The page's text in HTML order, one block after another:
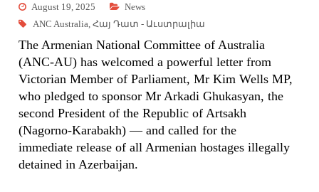
August 19, 2025
News
ANC Australia ,Հայ Դատ - Աւստրալիա
The Armenian National Committee of Australia
(ANC-AU) has welcomed a powerful letter from
Victorian Member of Parliament, Mr Kim Wells MP,
who pledged to sponsor Mr Arkadi Ghukasyan, the
second President of the Republic of Artsakh
(Nagorno-Karabakh) — and called for the
immediate release of all Armenian hostages illegally
detained in Azerbaijan.